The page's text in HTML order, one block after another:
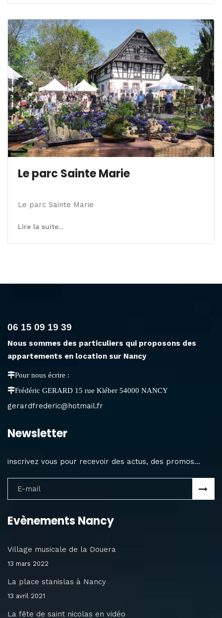
Le parc Sainte Marie
Le parc Sainte Marie
Lire la suite...
06 15 09 19 39
Nous sommes des particuliers qui proposons des
appartements en location sur Nancy
Pour nous écrire :
Frédéric GERARD 15 rue Kléber 54000 NANCY
gerardfrederic@hotmail.fr
Newsletter
inscrivez vous pour recevoir des actus, des promos...
Evènements Nancy
Village musicale de la Douera
13 mars 2022
La place stanislas à Nancy
13 avril 2021
La fête de saint nicolas en vidéo